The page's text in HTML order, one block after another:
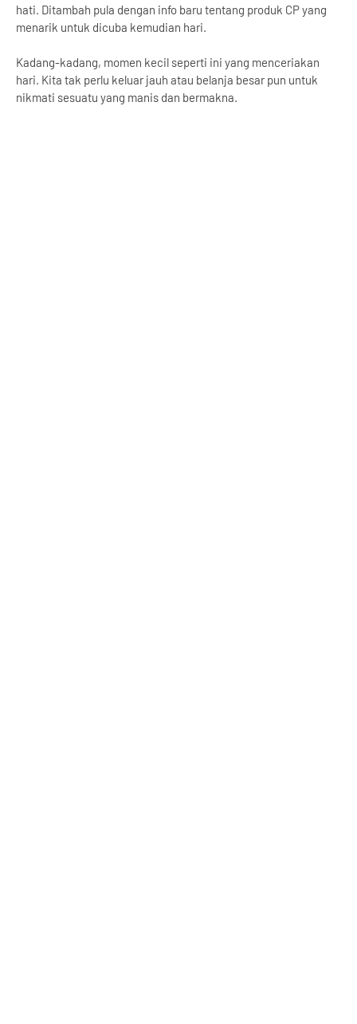
hati. Ditambah pula dengan info baru tentang produk CP yang
menarik untuk dicuba kemudian hari.
Kadang-kadang, momen kecil seperti ini yang menceriakan
hari. Kita tak perlu keluar jauh atau belanja besar pun untuk
nikmati sesuatu yang manis dan bermakna.